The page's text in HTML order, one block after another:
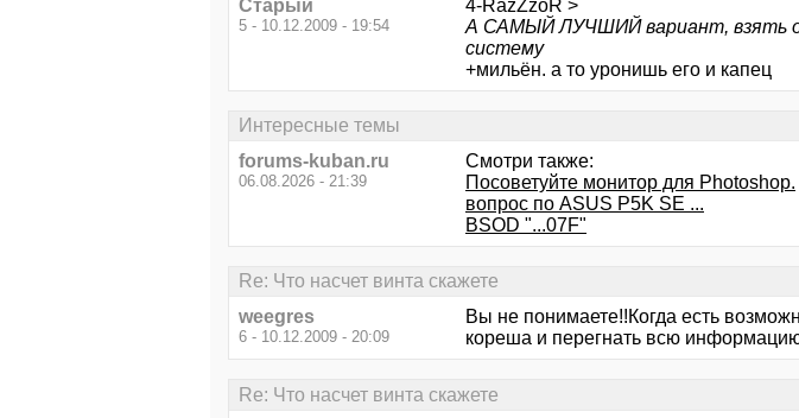
Старый
5 - 10.12.2009 - 19:54
4-RazZzoR >
А САМЫЙ ЛУЧШИЙ вариант, взять
систему
+мильён. а то уронишь его и капец
Интересные темы
forums-kuban.ru
06.08.2026 - 21:39
Смотри также:
Посоветуйте монитор для Photoshop.
вопрос по ASUS P5K SE ...
BSOD "...07F"
Re: Что насчет винта скажете
weegres
6 - 10.12.2009 - 20:09
Вы не понимаете!!Когда есть
кореша и перегнать всю
Re: Что насчет винта скажете